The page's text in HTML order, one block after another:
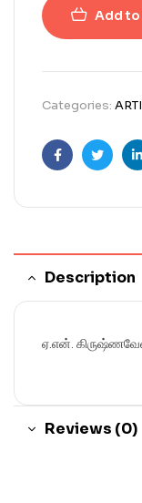
Add
Categories:
FacebookTwitter
Description
ஏ.என்.
Reviews (0)